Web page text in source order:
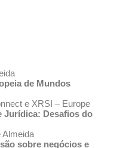
de Mundos
e XRSI – Europe
Jurídica: Desafios do
Almeida
sobre negócios e